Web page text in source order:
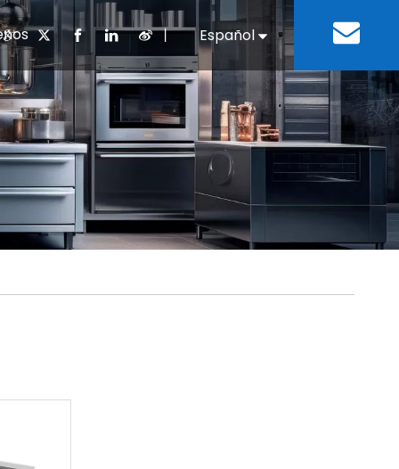
chino Equipos de refrigeración
Equipo para lavar platos
Negocios e Industria Residencias de
Descargar
del desarrollo
丨 Español
English